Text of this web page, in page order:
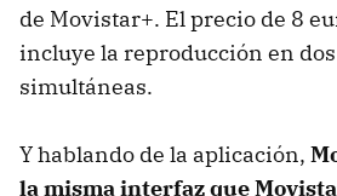
de Movistar+. El precio de 8
incluye la reproducción en
simultáneas.
Y hablando de la aplicación,
la misma interfaz que